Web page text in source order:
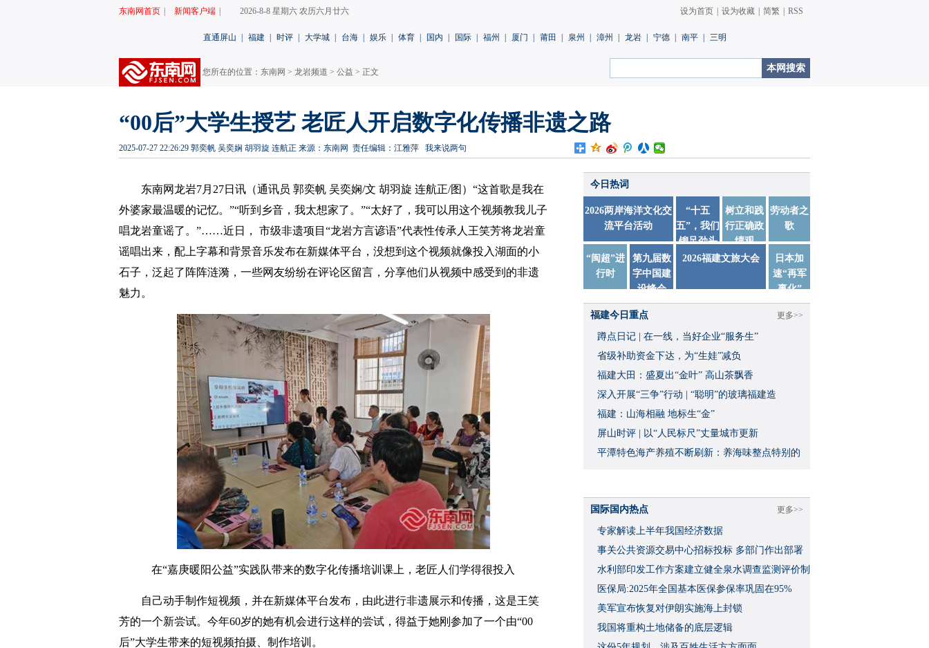
东南网首页 新闻客户端 2026-8-8 星期六 农历六月廿六 设为首页 设为收藏 简繁 RSS
直通屏山 福建 时评 大学城 台海 娱乐 体育 国内 国际 福州 厦门 莆田 泉州 漳州 龙岩 宁德 南平 三明
您所在的位置： 东南网 > 龙岩频道 > 公益 > 正文
“00后”大学生授艺 老匠人开启数字化传播非遗之路
2025-07-27 22:26:29 郭奕帆 吴奕娴 胡羽旋 连航正 来源：东南网 责任编辑：江雅萍 我来说两句
东南网龙岩7月27日讯（通讯员 郭奕帆 吴奕娴/文 胡羽旋 连航正/图）“这首歌是我在
外婆家最温暖的记忆。”“听到乡音，我太想家了。”“太好了，我可以用这个视频教我儿子
唱龙岩童谣了。”……近日， 市级非遗项目“龙岩方言谚语”代表性传承人王笑芳将龙岩童
谣唱出来，配上字幕和背景音乐发布在新媒体平台，没想到这个视频就像投入湖面的小
石子，泛起了阵阵涟漪，一些网友纷纷在评论区留言，分享他们从视频中感受到的非遗
魅力。
在“嘉庚暖阳公益”实践队带来的数字化传播培训课上，老匠人们学得很投入
自己动手制作短视频，并在新媒体平台发布，由此进行非遗展示和传播，这是王笑
芳的一个新尝试。今年60岁的她有机会进行这样的尝试，得益于她刚参加了一个由“00
后”大学生带来的短视频拍摄、制作培训。
今日热词
2026两岸海洋文化交
流平台活动
“十五
五”，我们
铆足劲头
踏实干
树立和践
行正确政
绩观
劳动者之
歌
“闽超”进
行时
第九届数
字中国建
设峰会
2026福建文旅大会
日本加
速“再军
事化”
更多>>
福建今日重点
蹲点日记 | 在一线，当好企业“服务生”
省级补助资金下达，为“生娃”减负
福建大田：盛夏出“金叶” 高山茶飘香
深入开展“三争”行动 | “聪明”的玻璃福建造
福建：山海相融 地标生“金”
屏山时评 | 以“人民标尺”丈量城市更新
平潭特色海产养殖不断刷新：养海味整点特别的
更多>>
国际国内热点
专家解读上半年我国经济数据
事关公共资源交易中心招标投标 多部门作出部署
水利部印发工作方案建立健全泉水调查监测评价制
度
医保局:2025年全国基本医保参保率巩固在95%
美军宣布恢复对伊朗实施海上封锁
我国将重构土地储备的底层逻辑